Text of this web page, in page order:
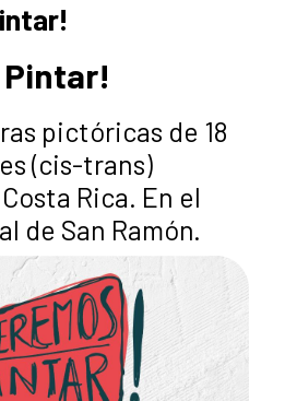
Pintar!
pictóricas de 18
(cis-trans)
Rica. En el
de San Ramón.